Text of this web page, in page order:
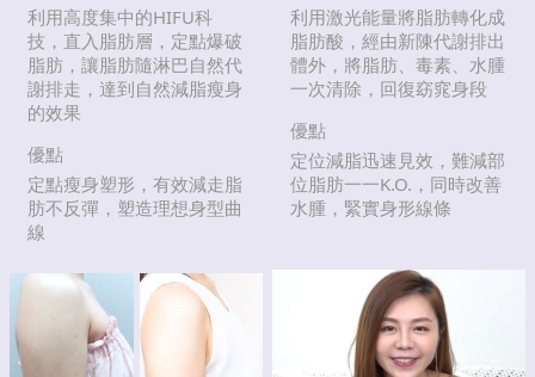
利用高度集中的HIFU科
技，直入脂肪層，定點爆破
脂肪，讓脂肪隨淋巴自然代
謝排走，達到自然減脂瘦身
的效果
優點
定點瘦身塑形，有效減走脂
肪不反彈，塑造理想身型曲
線
利用激光能量將脂肪轉化成
脂肪酸，經由新陳代謝排出
體外，將脂肪、毒素、水腫
一次清除，回復窈窕身段
優點
定位減脂迅速見效，難減部
位脂肪一一K.O.，同時改善
水腫，緊實身形線條